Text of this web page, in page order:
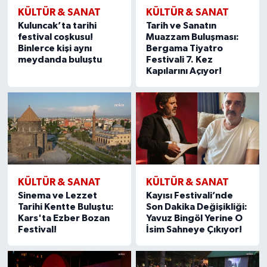
KÜLTÜR & SANAT
Kuluncak’ta tarihi
festival coşkusu!
Binlerce kişi aynı
meydanda buluştu
KÜLTÜR & SANAT
Tarih ve Sanatın
Muazzam Buluşması:
Bergama Tiyatro
Festivali 7. Kez
Kapılarını Açıyor!
KÜLTÜR & SANAT
Sinema ve Lezzet
Tarihi Kentte Buluştu:
Kars'ta Ezber Bozan
Festival!
KÜLTÜR & SANAT
Kayısı Festivali’nde
Son Dakika Değişikliği:
Yavuz Bingöl Yerine O
İsim Sahneye Çıkıyor!